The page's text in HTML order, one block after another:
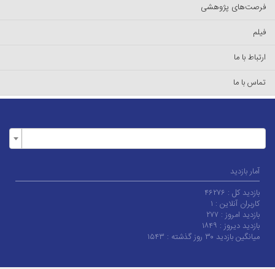
فرصت‌های پژوهشی
فیلم
ارتباط با ما
تماس با ما
آمار بازدید
بازدید کل : ۴۶۲۷۶
کاربران آنلاین : ۱
بازدید امروز : ۲۷۷
بازدید دیروز : ۱۸۴۹
میانگین بازدید ۳۰ روز گذشته :
۱۵۴۳